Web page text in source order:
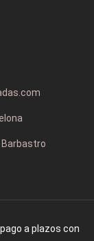
Barbastro
a plazos con